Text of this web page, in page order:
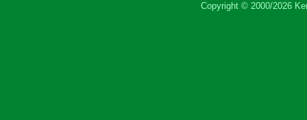
Copyright © 2000/2026